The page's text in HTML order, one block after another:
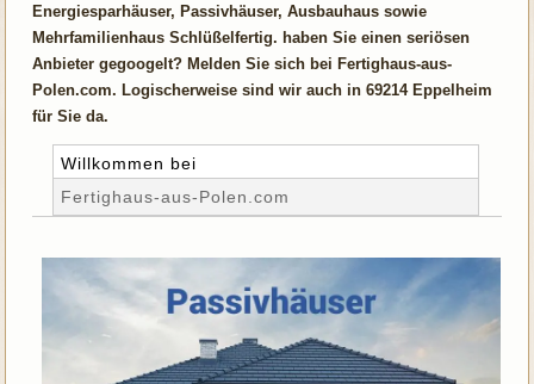
Energiesparhäuser, Passivhäuser, Ausbauhaus sowie
Mehrfamilienhaus Schlüßelfertig. haben Sie einen seriösen
Anbieter gegoogelt? Melden Sie sich bei Fertighaus-aus-
Polen.com. Logischerweise sind wir auch in 69214 Eppelheim
für Sie da.
Willkommen bei
Fertighaus-aus-Polen.com